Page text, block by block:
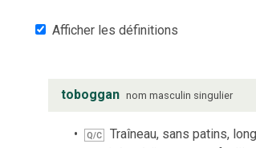
Afficher les définitions
toboggan nom masculin singulier
Q/C
Traîneau, sans patins,